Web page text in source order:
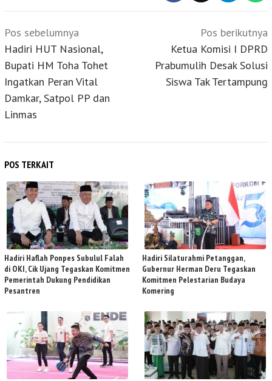
Navigasi
pos
Pos sebelumnya
Hadiri HUT Nasional,
Bupati HM Toha Tohet
Ingatkan Peran Vital
Damkar, Satpol PP dan
Linmas
Pos berikutnya
Ketua Komisi I DPRD
Prabumulih Desak Solusi
Siswa Tak Tertampung
POS TERKAIT
Hadiri Haflah Ponpes Subulul Falah
di OKI, Cik Ujang Tegaskan Komitmen
Pemerintah Dukung Pendidikan
Pesantren
Hadiri Silaturahmi Petanggan,
Gubernur Herman Deru Tegaskan
Komitmen Pelestarian Budaya
Komering